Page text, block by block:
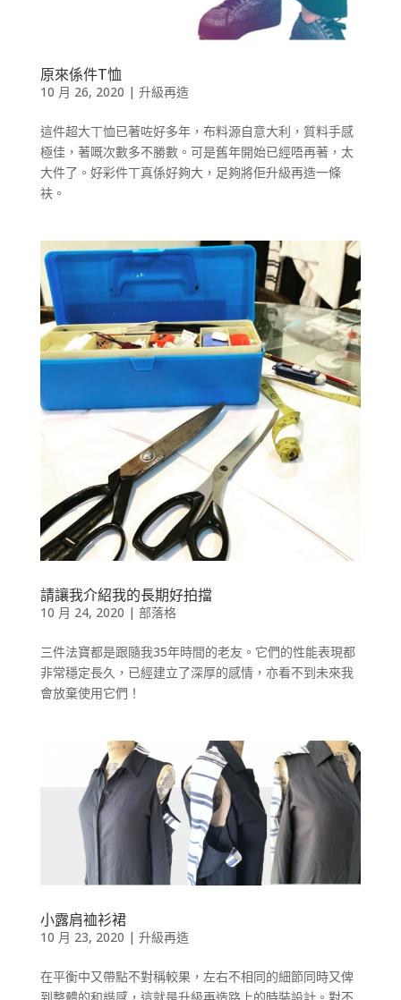
原來係件T恤
10 月 26, 2020 | 升級再造
這件超大丅恤已著咗好多年，布料源自意大利，質料手感
極佳，著嘅次數多不勝數。可是舊年開始已經唔再著，太
大件了。好彩件丅真係好夠大，足夠將佢升級再造一條
衭。
請讓我介紹我的長期好拍擋
10 月 24, 2020 | 部落格
三件法寶都是跟隨我35年時間的老友。它們的性能表現都
非常穩定長久，已經建立了深厚的感情，亦看不到未來我
會放棄使用它們！
小露肩裇衫裙
10 月 23, 2020 | 升級再造
在平衡中又帶點不對稱較果，左右不相同的細節同時又俾